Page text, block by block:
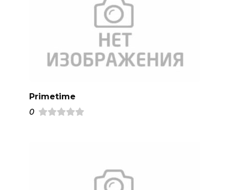
Primetime
0